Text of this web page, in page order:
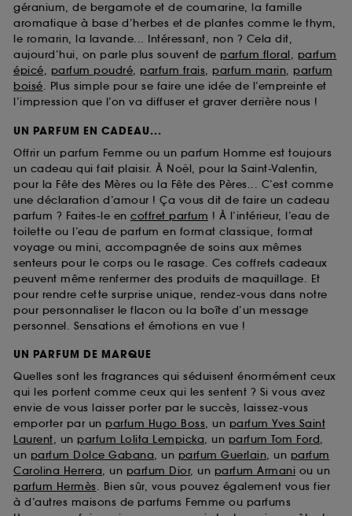
géranium, de bergamote et de coumarine, la famille
aromatique à base d’herbes et de plantes comme le thym,
le romarin, la lavande... Intéressant, non ? Cela dit,
aujourd’hui, on parle plus souvent de parfum floral, parfum
épicé, parfum poudré, parfum frais, parfum marin, parfum
boisé. Plus simple pour se faire une idée de l’empreinte et
l’impression que l’on va diffuser et graver derrière nous !
UN PARFUM EN CADEAU...
Offrir un parfum Femme ou un parfum Homme est toujours
un cadeau qui fait plaisir. À Noël, pour la Saint-Valentin,
pour la Fête des Mères ou la Fête des Pères... C’est comme
une déclaration d’amour ! Ça vous dit de faire un cadeau
parfum ? Faites-le en coffret parfum ! À l’intérieur, l’eau de
toilette ou l’eau de parfum en format classique, format
voyage ou mini, accompagnée de soins aux mêmes
senteurs pour le corps ou le rasage. Ces coffrets cadeaux
peuvent même renfermer des produits de maquillage. Et
pour rendre cette surprise unique, rendez-vous dans notre
pour personnaliser le flacon ou la boîte d’un message
personnel. Sensations et émotions en vue !
UN PARFUM DE MARQUE
Quelles sont les fragrances qui séduisent énormément ceux
qui les portent comme ceux qui les sentent ? Si vous avez
envie de vous laisser porter par le succès, laissez-vous
emporter par un parfum Hugo Boss, un parfum Yves Saint
Laurent, un parfum Lolita Lempicka, un parfum Tom Ford,
un parfum Dolce Gabana, un parfum Guerlain, un parfum
Carolina Herrera, un parfum Dior, un parfum Armani ou un
parfum Hermès. Bien sûr, vous pouvez également vous fier
à d’autres maisons de parfums Femme ou parfums